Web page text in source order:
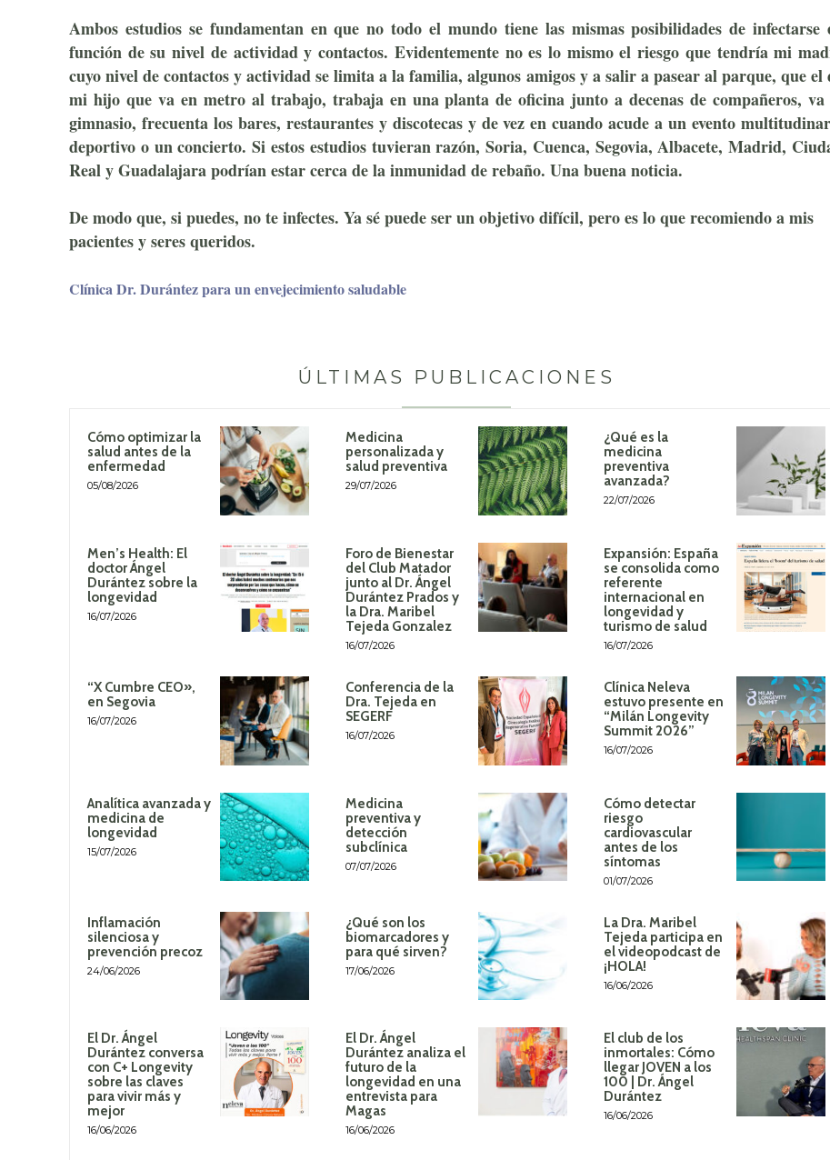
Ambos estudios se fundamentan en que no todo el mundo tiene las mismas posibilidades de infectarse
función de su nivel de actividad y contactos. Evidentemente no es lo mismo el riesgo que tendría mi
cuyo nivel de contactos y actividad se limita a la familia, algunos amigos y a salir a pasear al parque, que el
mi hijo que va en metro al trabajo, trabaja en una planta de oficina junto a decenas de compañeros,
gimnasio, frecuenta los bares, restaurantes y discotecas y de vez en cuando acude a un evento
deportivo o un concierto. Si estos estudios tuvieran razón, Soria, Cuenca, Segovia, Albacete, Madrid,
Real y Guadalajara podrían estar cerca de la inmunidad de rebaño. Una buena noticia.
De modo que, si puedes, no te infectes. Ya sé puede ser un objetivo difícil, pero es lo que recomiendo a mis
pacientes y seres queridos.
Clínica Dr. Durántez para un envejecimiento saludable
ÚLTIMAS PUBLICACIONES
Cómo optimizar la
salud antes de la
enfermedad
05/08/2026
Medicina
personalizada y
salud preventiva
29/07/2026
¿Qué es la
medicina
preventiva
avanzada?
22/07/2026
Men’s Health: El
doctor Ángel
Durántez sobre la
longevidad
16/07/2026
Foro de Bienestar
del Club Matador
junto al Dr. Ángel
Durántez Prados y
la Dra. Maribel
Tejeda Gonzalez
16/07/2026
Expansión: España
se consolida como
referente
internacional en
longevidad y
turismo de salud
16/07/2026
“X Cumbre CEO»,
en Segovia
16/07/2026
Conferencia de la
Dra. Tejeda en
SEGERF
16/07/2026
Clínica Neleva
estuvo presente en
“Milán Longevity
Summit 2026”
16/07/2026
Analítica avanzada y
medicina de
longevidad
15/07/2026
Medicina
preventiva y
detección
subclínica
07/07/2026
Cómo detectar
riesgo
cardiovascular
antes de los
síntomas
01/07/2026
Inflamación
silenciosa y
prevención precoz
24/06/2026
¿Qué son los
biomarcadores y
para qué sirven?
17/06/2026
La Dra. Maribel
Tejeda participa en
el videopodcast de
¡HOLA!
16/06/2026
El Dr. Ángel
Durántez conversa
con C+ Longevity
sobre las claves
para vivir más y
mejor
16/06/2026
El Dr. Ángel
Durántez analiza el
futuro de la
longevidad en una
entrevista para
Magas
16/06/2026
El club de los
inmortales: Cómo
llegar JOVEN a los
100 | Dr. Ángel
Durántez
16/06/2026